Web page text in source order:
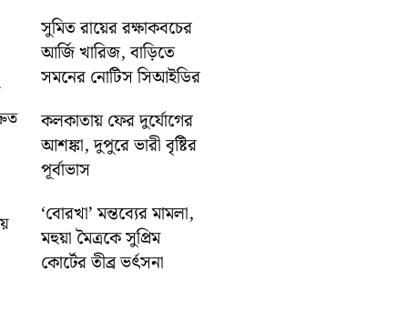
সুমিত রায়ের রক্ষাকবচের
আর্জি খারিজ, বাড়িতে
সমনের নোটিস সিআইডির
কলকাতায় ফের দুর্যোগের
আশঙ্কা, দুপুরে ভারী বৃষ্টির
পূর্বাভাস
‘বোরখা’ মন্তব্যের মামলা,
মহুয়া মৈত্রকে সুপ্রিম
কোর্টের তীব্র ভর্ৎসনা